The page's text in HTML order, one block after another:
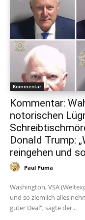
Kommentar
Kommentar:
notorischen
Donald Trump:
reingehen und
Paul Puma
Washington, VSA
und so ziemlich alles
guter Deal", sagte der...